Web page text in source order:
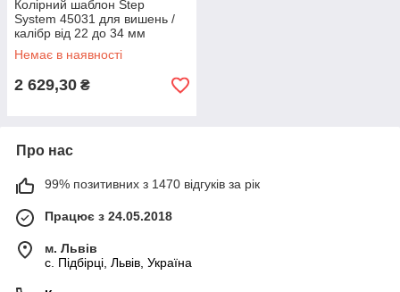
Колірний шаблон Step
System 45031 для вишень /
калібр від 22 до 34 мм
Немає в наявності
2 629,30 ₴
Про нас
99% позитивних з 1470 відгуків за рік
Працює з 24.05.2018
м. Львів
c. Підбірці, Львів, Україна